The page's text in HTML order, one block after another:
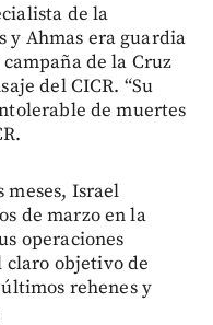
de la
y Ahmas era guardia
de la Cruz
del CICR. “Su
de muertes
meses, Israel
de marzo en la
operaciones
claro objetivo de
rehenes y